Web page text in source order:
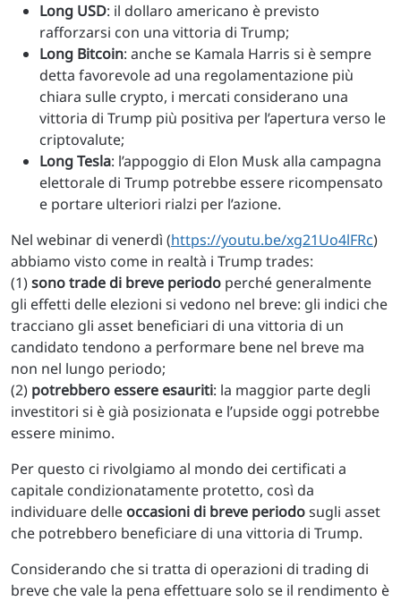
Long USD: il dollaro americano è previsto
rafforzarsi con una vittoria di Trump;
Long Bitcoin: anche se Kamala Harris si è sempre
detta favorevole ad una regolamentazione più
chiara sulle crypto, i mercati considerano una
vittoria di Trump più positiva per l’apertura verso le
criptovalute;
Long Tesla: l’appoggio di Elon Musk alla campagna
elettorale di Trump potrebbe essere ricompensato
e portare ulteriori rialzi per l’azione.
Nel webinar di venerdì (https://youtu.be/xg21Uo4lFRc)
abbiamo visto come in realtà i Trump trades:
(1)sono trade di breve periodo perché generalmente
gli effetti delle elezioni si vedono nel breve: gli indici che
tracciano gli asset beneficiari di una vittoria di un
candidato tendono a performare bene nel breve ma
non nel lungo periodo;
(2) potrebbero essere esauriti: la maggior parte degli
investitori si è già posizionata e l’upside oggi potrebbe
essere minimo.
Per questo ci rivolgiamo al mondo dei certificati a
capitale condizionatamente protetto, così da
individuare delle occasioni di breve periodosugli asset
che potrebbero beneficiare di una vittoria di Trump.
Considerando che si tratta di operazioni di trading di
breve che vale la pena effettuare solo se il rendimento è